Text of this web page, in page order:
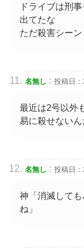
ドライブは刑
出てたな
ただ殺害シー
名無し : 投稿日
最近は2号以外
易に殺せない
名無し : 投稿日
神「消滅して
ね」